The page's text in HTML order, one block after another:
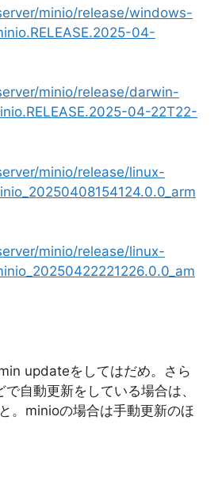
minio/release/windows-
04-
minio/release/darwin-
04-22T22-
minio/release/linux-
minio/release/linux-
updateをしてはだめ。さら
自動更新をしている場合は、
。minioの場合は手動更新のほ